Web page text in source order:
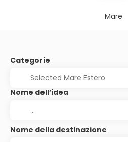
Mare
Categorie
Nome dell’idea
Nome della destinazione